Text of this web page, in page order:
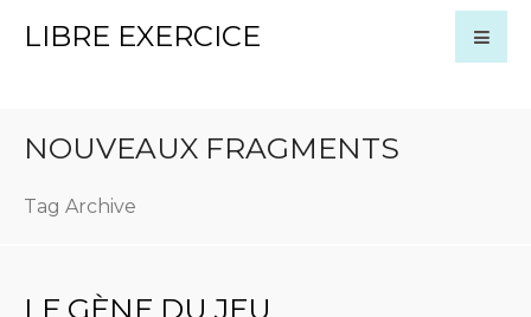
LIBRE EXERCICE
NOUVEAUX FRAGMENTS
Tag Archive
LE GÈNE DU JEU